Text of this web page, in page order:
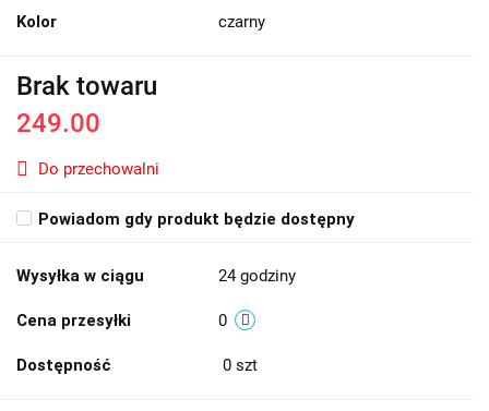
Kolor czarny
Brak towaru
249.00
Do przechowalni
Powiadom gdy produkt będzie dostępny
Wysyłka w ciągu 24 godziny
Cena przesyłki 0
Dostępność 0 szt